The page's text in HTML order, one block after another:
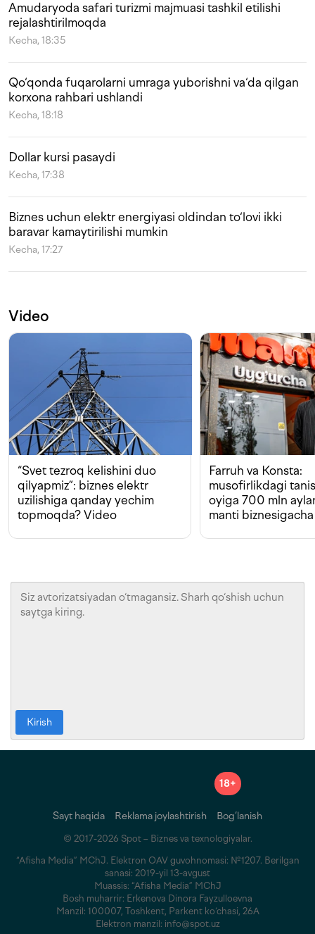
Amudaryoda safari turizmi majmuasi tashkil etilishi
rejalashtirilmoqda
Kecha, 18:35
Qo‘qonda fuqarolarni umraga yuborishni va‘da qilgan
korxona rahbari ushlandi
Kecha, 18:18
Dollar kursi pasaydi
Kecha, 17:38
Biznes uchun elektr energiyasi oldindan to‘lovi ikki
baravar kamaytirilishi mumkin
Kecha, 17:27
Video
“Svet tezroq kelishini duo
qilyapmiz”: biznes elektr
uzilishiga qanday yechim
topmoqda? Video
Farruh va Konsta:
musofirlikdagi
oyiga 700 mln
manti biznesigacha
Kirish
18+
Sayt haqida Reklama joylashtirish Bog‘lanish
© 2017-2026 Spot – Biznes va texnologiyalar.
“Afisha Media” MChJ. Elektron OAV guvohnomasi: №1207. Berilgan
sanasi: 2019-yil 13-avgust
Muassis: “Afisha Media” MChJ
Bosh muharrir: Erkenova Dinora Fayzulloevna
Manzil: 100007, Toshkent, Parkent ko‘chasi, 26A
Elektron manzil: info@spot.uz